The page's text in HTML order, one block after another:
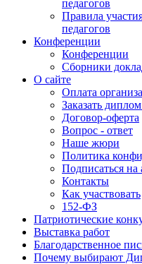
педагогов
Правила
педагогов
Конференции
Конференции
Сборники
О сайте
Оплата
Заказать
Договор-оферта
Вопрос - ответ
Наше жюри
Политика
Подписаться
Контакты
Как участвовать
152-ФЗ
Патриотические
Выставка работ
Благодарственное
Почему выбирают